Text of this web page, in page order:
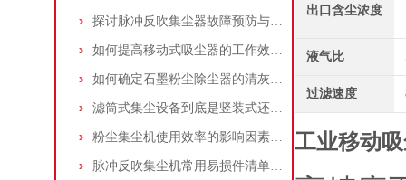
探讨脉冲反吹集尘器故障预防与维护要点
如何提高移动式吸尘器的工作效率？
如何确定石墨粉尘除尘器的清灰速度？
滤筒式集尘设备到底是竖装式还是横装式？
粉尘集尘机使用效率的影响因素及改进措施
脉冲反吹集尘机常用易损件清单与更换周期建议
出口含尘浓度
液气比
过滤速度
工业移动